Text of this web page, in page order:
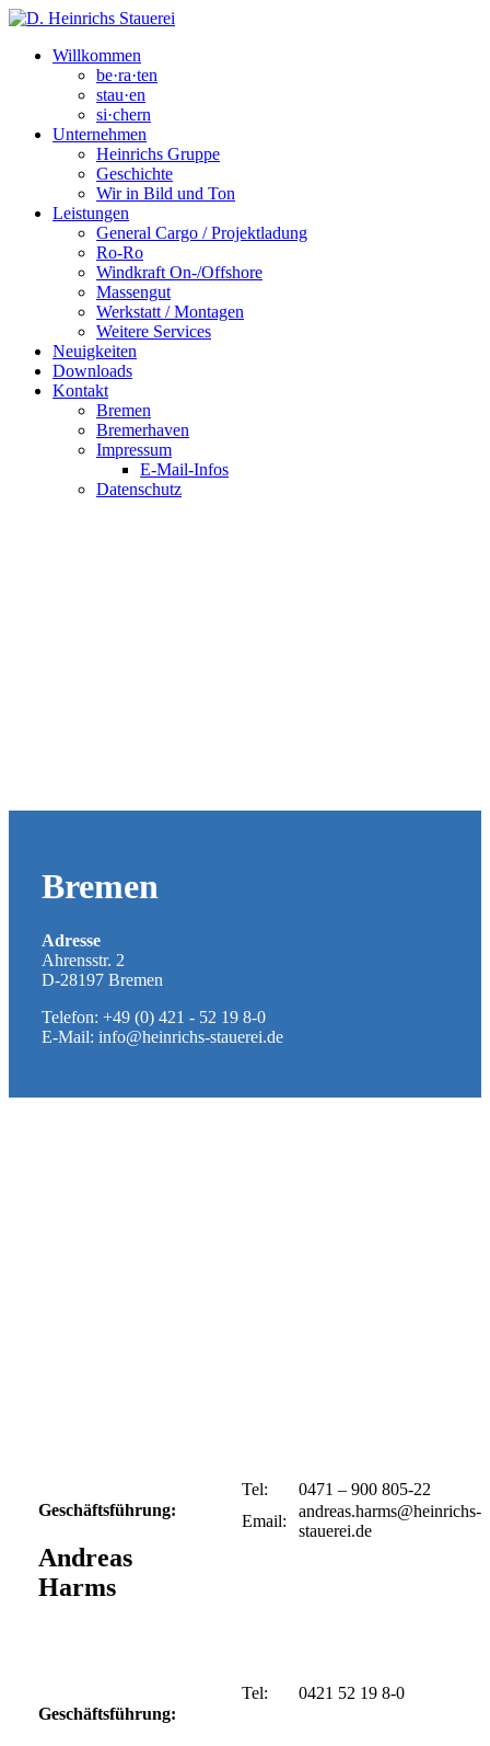
Willkommen
be·ra·ten
stau·en
si·chern
Unternehmen
Heinrichs Gruppe
Geschichte
Wir in Bild und Ton
Leistungen
General Cargo / Projektladung
Ro-Ro
Windkraft On-/Offshore
Massengut
Werkstatt / Montagen
Weitere Services
Neuigkeiten
Downloads
Kontakt
Bremen
Bremerhaven
Impressum
E-Mail-Infos
Datenschutz
Bremen
Adresse
Ahrensstr. 2
D-28197 Bremen
Telefon: +49 (0) 421 - 52 19 8-0
E-Mail:
Geschäftsführung:
Andreas
Harms
Tel:
0471 – 900 805-22
Email:
Geschäftsführung:
Tel: 0421 52 19 8-0